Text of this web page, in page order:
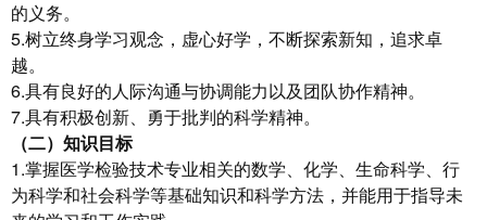
的义务。
5.树立终身学习观念，虚心好学，不断探索新知，追求卓
越。
6.具有良好的人际沟通与协调能力以及团队协作精神。
7.具有积极创新、勇于批判的科学精神。
（二）知识目标
1.掌握医学检验技术专业相关的数学、化学、生命科学、行
为科学和社会科学等基础知识和科学方法，并能用于指导未